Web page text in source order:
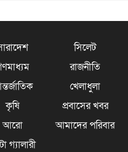
সিলেট
রাজনীতি
খেলাধুলা
কৃষি
প্রবাসের খবর
আরো
আমাদের পরিবার
গ্যালারী